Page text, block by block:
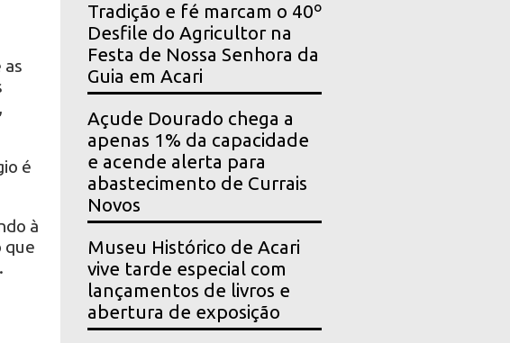
é
à
que
Tradição e fé marcam o 40º
Desfile do Agricultor na
Festa de Nossa Senhora da
Guia em Acari
Açude Dourado chega a
apenas 1% da capacidade
e acende alerta para
abastecimento de Currais
Novos
Museu Histórico de Acari
vive tarde especial com
lançamentos de livros e
abertura de exposição